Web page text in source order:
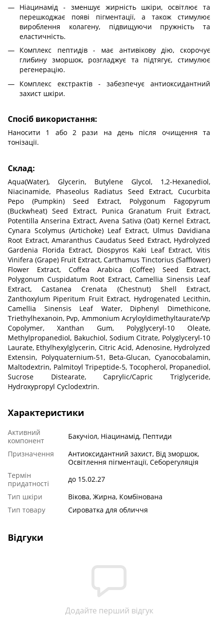
Ніацинамід - зменшує жирність шкіри, освітлює та
перешкоджає появі пігментації, а також стимулює
вироблення колагену, підвищуючи пружність та
еластичність.
Комплекс пептидів - має антивікову дію, скорочує
глибину зморшок, розгладжує та підтягує, стимулює
регенерацію.
Комплекс екстрактів - забезпечує антиоксидантний
захист шкіри.
Спосіб використання:
Наносити 1 або 2 рази на день після очищення та
тонізації.
Склад:
Aqua(Water), Glycerin, Butylene Glycol, 1,2-Hexanediol,
Niacinamide, Phaseolus Radiatus Seed Extract, Cucurbita
Pepo (Pumpkin) Seed Extract, Polygonum Fagopyrum
(Buckwheat) Seed Extract, Punica Granatum Fruit Extract,
Potentilla Anserina Extract, Avena Sativa (Oat) Kernel Extract,
Cynara Scolymus (Artichoke) Leaf Extract, Ulmus Davidiana
Root Extract, Amaranthus Caudatus Seed Extract, Hydrolyzed
Gardenia Florida Extract, Diospyros Kaki Leaf Extract, Vitis
Vinifera (Grape) Fruit Extract, Carthamus Tinctorius (Safflower)
Flower Extract, Coffea Arabica (Coffee) Seed Extract,
Polygonum Cuspidatum Root Extract, Camellia Sinensis Leaf
Extract, Castanea Crenata (Chestnut) Shell Extract,
Zanthoxylum Piperitum Fruit Extract, Hydrogenated Lecithin,
Camellia Sinensis Leaf Water, Diphenyl Dimethicone,
Triethylhexanoin, Pvp, Ammonium Acryloyldimethyltaurate/Vp
Copolymer, Xanthan Gum, Polyglyceryl-10 Oleate,
Methylpropanediol, Bakuchiol, Sodium Citrate, Polyglyceryl-10
Laurate, Ethylhexylglycerin, Citric Acid, Adenosine, Hydrolyzed
Extensin, Polyquaternium-51, Beta-Glucan, Cyanocobalamin,
Maltodextrin, Palmitoyl Tripeptide-5, Tocopherol, Propanediol,
Sucrose Distearate, Caprylic/Capric Triglyceride,
Hydroxypropyl Cyclodextrin.
Характеристики
Активний
компонент
Бакучіол, Ніацинамід, Пептиди
Призначення
Антиоксидантний захист, Від зморшок,
Освітлення пігментації, Себорегуляція
Термін
придатності
до 15.02.27
Тип шкіри
Вікова, Жирна, Комбінована
Тип товару
Сироватка для обличчя
Відгуки
Додайте перший відгук